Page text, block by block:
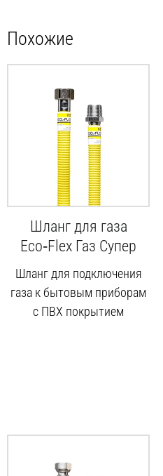
Похожие
Шланг для газа
Eco‑Flex Газ Супер
Шланг для подключения
газа к бытовым приборам
с ПВХ покрытием